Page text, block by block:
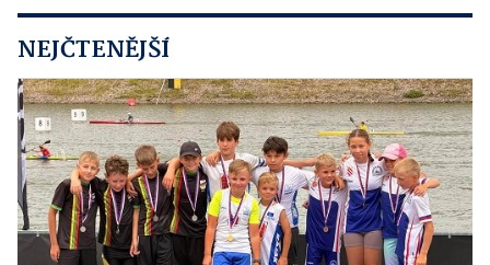
NEJČTENĚJŠÍ